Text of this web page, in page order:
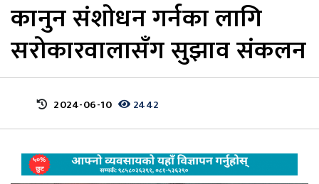
कानुन संशोधन गर्नका लागि
सरोकारवालासँग सुझाव संकलन
2024-06-10 2442